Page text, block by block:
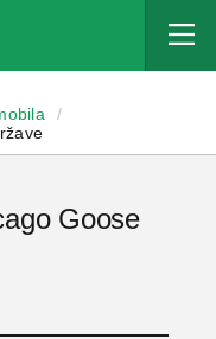
/
Goose